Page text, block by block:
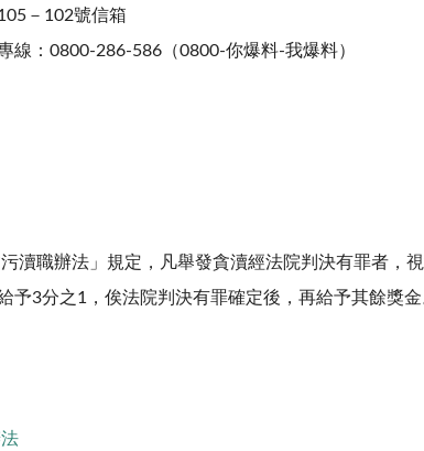
－102號信箱
：0800-286-586（0800-你爆料-我爆料）
瀆職辦法」規定，凡舉發貪瀆經法院判決有罪者，
予3分之1，俟法院判決有罪確定後，再給予其餘